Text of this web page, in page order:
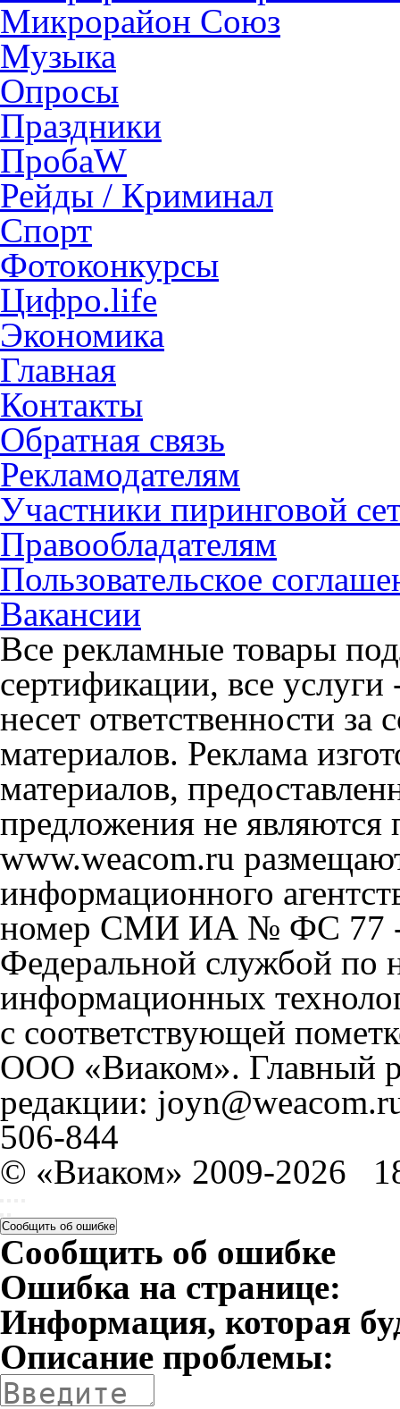
Микрорайон Союз
Музыка
Опросы
Праздники
ПробаW
Рейды / Криминал
Спорт
Фотоконкурсы
Цифро.life
Экономика
Главная
Контакты
Обратная связь
Рекламодателям
Участники пиринговой
Правообладателям
Пользовательское
Вакансии
Все рекламные товары
сертификации, все
несет ответственности
материалов. Реклама
материалов,
предложения не
www.weacom.ru
информационного
номер СМИ ИА № ФС 77 -
Федеральной службой по
информационных
с соответствующей
ООО «Виаком». Главный
редакции:
506-844
© «Виаком» 2009-2026
Сообщить об ошибке
Сообщить об ошибке
Ошибка на странице:
Информация, которая
Описание проблемы: